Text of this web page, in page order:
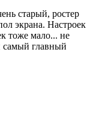
старый, ростер
экрана. Настроек
тоже мало... не
самый главный